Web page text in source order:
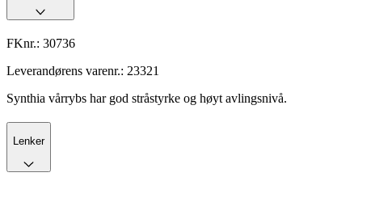
FKnr.: 30736
Leverandørens varenr.: 23321
Synthia vårrybs har god stråstyrke og høyt avlingsnivå.
Lenker